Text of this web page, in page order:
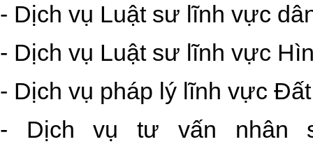
- Dịch vụ Luật sư lĩnh vực
- Dịch vụ Luật sư lĩnh vực
- Dịch vụ pháp lý lĩnh vực
- Dịch vụ tư vấn nhân